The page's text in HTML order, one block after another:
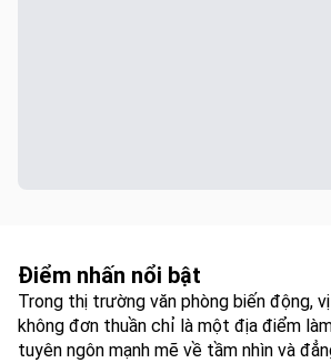
Điểm nhấn nổi bật
Trong thị trường văn phòng biến động,
không đơn thuần chỉ là một địa điểm
tuyên ngôn mạnh mẽ về tầm nhìn và